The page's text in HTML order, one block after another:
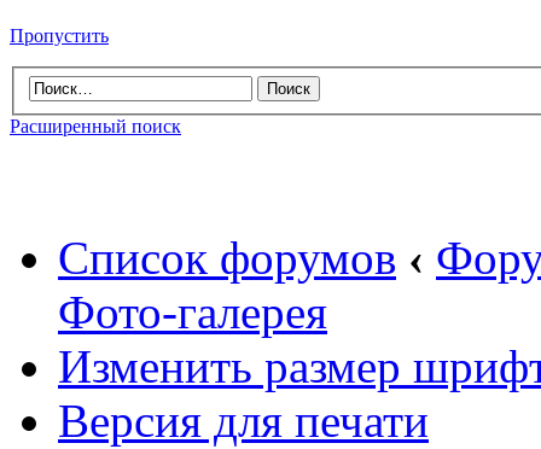
Пропустить
Расширенный поиск
Список форумов ‹
Фото-галерея
Изменить размер
Версия для печати